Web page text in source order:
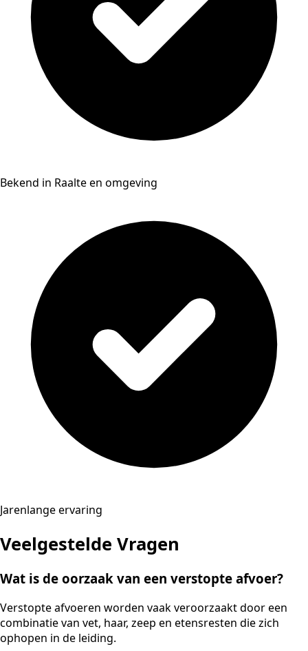
Bekend in Raalte en omgeving
Jarenlange ervaring
Veelgestelde Vragen
Wat is de oorzaak van een verstopte afvoer?
Verstopte afvoeren worden vaak veroorzaakt door een
combinatie van vet, haar, zeep en etensresten die zich
ophopen in de leiding.